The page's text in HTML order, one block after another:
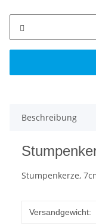
Beschreibung
Stumpenkerze,
Versandgewicht: